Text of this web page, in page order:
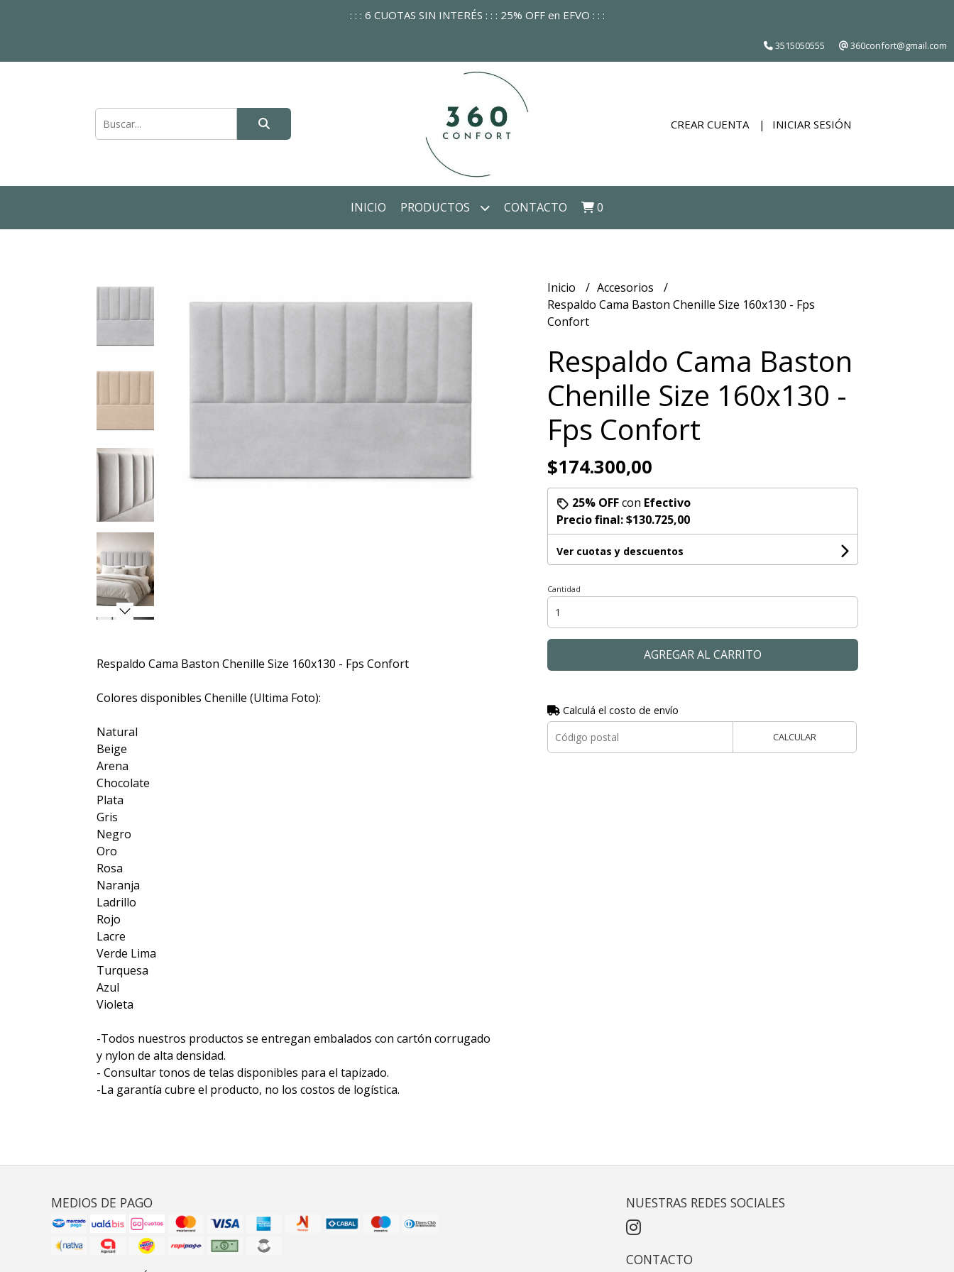
: : : 6 CUOTAS SIN INTERÉS : : : 25% OFF en EFVO : : :
3515050555 360confort@gmail.com
CREAR CUENTA INICIAR SESIÓN
INICIO PRODUCTOS CONTACTO 0
Respaldo Cama Baston Chenille Size 160x130 - Fps Confort
Colores disponibles Chenille (Ultima Foto):
Natural
Beige
Arena
Chocolate
Plata
Gris
Negro
Oro
Rosa
Naranja
Ladrillo
Rojo
Lacre
Verde Lima
Turquesa
Azul
Violeta
-Todos nuestros productos se entregan embalados con cartón corrugado
y nylon de alta densidad.
- Consultar tonos de telas disponibles para el tapizado.
-La garantía cubre el producto, no los costos de logística.
Inicio
Accesorios
Respaldo Cama Baston Chenille Size 160x130 - Fps
Confort
Respaldo Cama Baston
Chenille Size 160x130 -
Fps Confort
$174.300,00
25% OFFcon Efectivo
Precio final:$130.725,00
Ver cuotas y descuentos
Cantidad
AGREGAR AL CARRITO
Calculá el costo de envío
CALCULAR
MEDIOS DE PAGO NUESTRAS REDES SOCIALES
CONTACTO